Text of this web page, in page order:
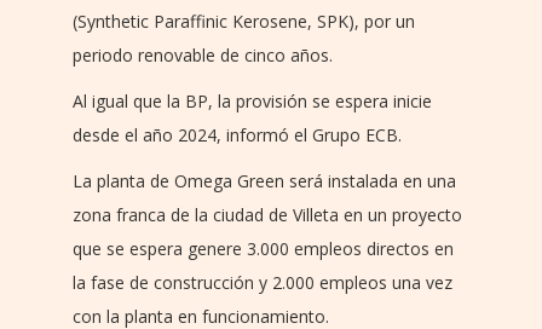
(Synthetic Paraffinic Kerosene, SPK), por un
periodo renovable de cinco años.
Al igual que la BP, la provisión se espera inicie
desde el año 2024, informó el Grupo ECB.
La planta de Omega Green será instalada en una
zona franca de la ciudad de Villeta en un proyecto
que se espera genere 3.000 empleos directos en
la fase de construcción y 2.000 empleos una vez
con la planta en funcionamiento.